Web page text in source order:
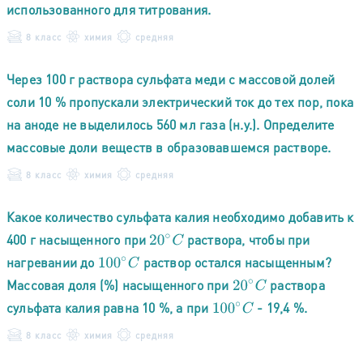
использованного для титрования.
8 класс химия средняя
Через 100 г раствора сульфата меди с массовой долей
соли 10 % пропускали электрический ток до тех пор, пока
на аноде не выделилось 560 мл газа (н.у.). Определите
массовые доли веществ в образовавшемся растворе.
8 класс химия средняя
Какое количество сульфата калия необходимо добавить к
400 г насыщенного при 20∘C раствора, чтобы при
нагревании до 100∘C
раствор остался насыщенным?
Массовая доля (%) насыщенного при 20∘C раствора
сульфата калия равна 10 %, а при 100∘C - 19,4 %.
8 класс химия средняя